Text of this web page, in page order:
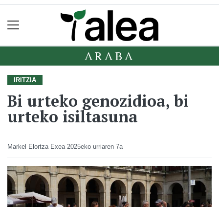
ARABA
IRITZIA
Bi urteko genozidioa, bi
urteko isiltasuna
Markel Elortza Exea 2025eko urriaren 7a